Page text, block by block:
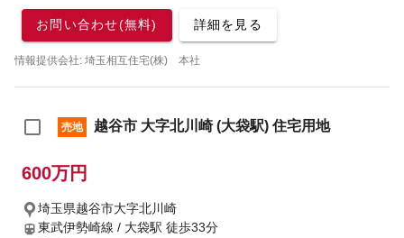
お問い合わせ(無料) 詳細を見る
情報提供会社: 埼玉相互住宅(株) 本社
売地 越谷市 大字北川崎 (大袋駅) 住宅用地
600万円
埼玉県越谷市大字北川崎
東武伊勢崎線 / 大袋駅 徒歩33分